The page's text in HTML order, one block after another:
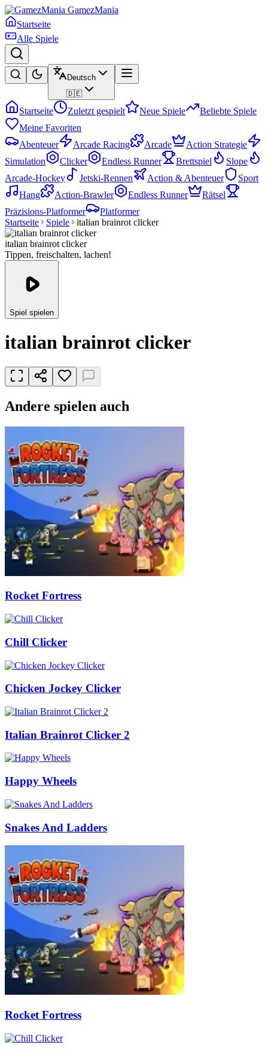
GamezMania
Startseite
Alle Spiele
Deutsch
🇩🇪
Startseite Zuletzt gespielt Neue Spiele
Beliebte Spiele
Meine Favoriten
Abenteuer
Arcade Racing Arcade
Action Strategie
Simulation
Clicker Endless Runner Brettspiel
Slope
Arcade-Hockey
Jetski-Rennen Action & Abenteuer
Sport
Hang
Action-Brawler Endless Runner
Rätsel
Präzisions-Platformer
Platformer
Startseite
Spiele italian brainrot clicker
italian brainrot clicker
Tippen, freischalten, lachen!
Spiel spielen
italian brainrot clicker
Andere spielen auch
Rocket Fortress
Chill Clicker
Chicken Jockey Clicker
Italian Brainrot Clicker 2
Happy Wheels
Snakes And Ladders
Rocket Fortress